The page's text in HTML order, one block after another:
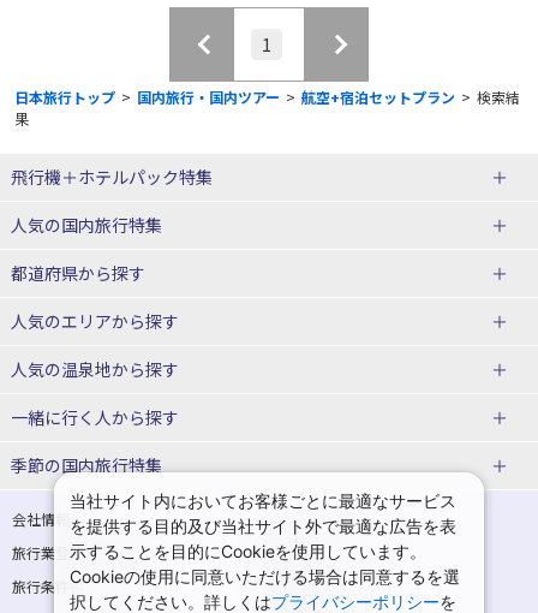
1
日本旅行トップ > 国内旅行・国内ツアー > 航空+宿泊セットプラン > 検索結
果
飛行機＋ホテルパック特集
赤い風船ダイナミックパッケージ
ＪＡＬで行く飛行機+ホテルパック
人気の国内旅行特集
東京ディズニーリゾート®への旅
ユニバーサル・スタジオ・ジャパ
都道府県から探す
北海道旅行・ツアー
東北
青森旅行・ツアー
宮城旅行・ツアー
秋田旅行・ツアー
山形旅行・ツアー
福島旅行・ツアー
関東
人気のエリアから探す
函館旅行
仙台旅行
那須旅行 日光旅行
人気の温泉地から探す
北海道
湯の川温泉(北海道)
十勝川温泉(北海道)
阿寒湖温泉(北海道)
洞爺湖温泉(北海道)
川湯温泉(北海道)
層雲峡温泉(北海道)
知床温泉(北海道)
一緒に行く人から探す
一人旅 国内版
カップル・夫婦旅行 国内版
女子旅 国内版
卒業旅行・学生旅行 国内版
季節の国内旅行特集
桜・お花見特集
ゴールデンウィーク（GW）の国内
旅行
夏休み・お盆の国内旅行
7月の国内旅行
会社情報
プライバシーポリシー
旅行業登録票・約款
規約集
旅行条件書
商標について
当社サイト内においてお客様ごとに最適なサービス
を提供する目的及び当社サイト外で最適な広告を表
示することを目的にCookieを使用しています。
Cookieの使用に同意いただける場合は同意するを選
択してください。詳しくはプライバシーポリシーを